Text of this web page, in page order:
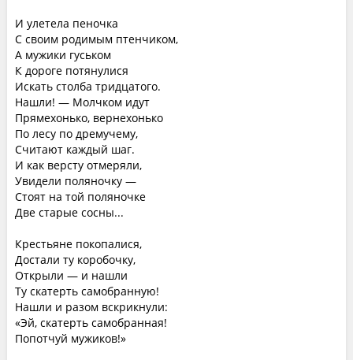
И улетела пеночка
С своим родимым птенчиком,
А мужики гуськом
К дороге потянулися
Искать столба тридцатого.
Нашли! — Молчком идут
Прямехонько, вернехонько
По лесу по дремучему,
Считают каждый шаг.
И как версту отмеряли,
Увидели поляночку —
Стоят на той поляночке
Две старые сосны...
Крестьяне покопалися,
Достали ту коробочку,
Открыли — и нашли
Ту скатерть самобранную!
Нашли и разом вскрикнули:
«Эй, скатерть самобранная!
Попотчуй мужиков!»